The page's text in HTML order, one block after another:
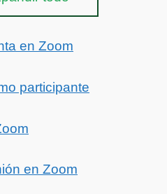
en Zoom
participante
en Zoom